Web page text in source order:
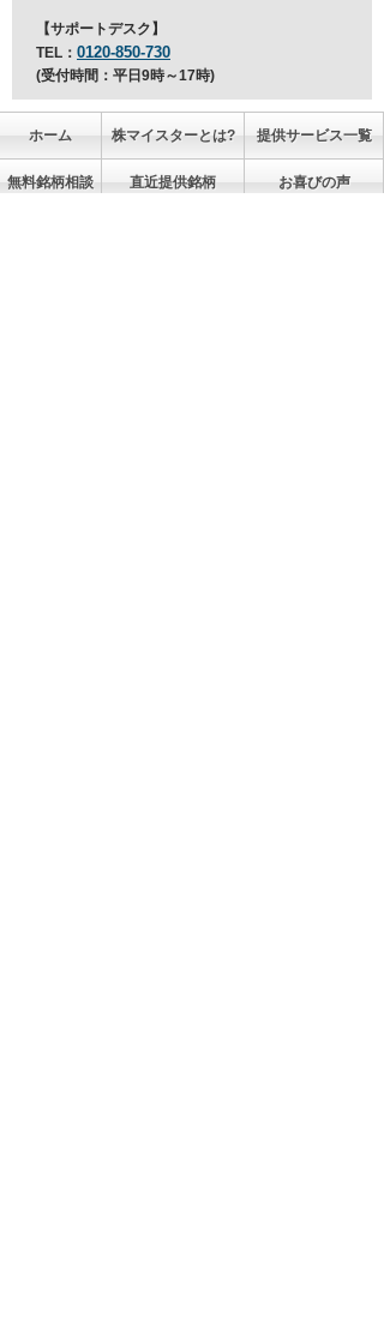
【サポートデスク】
TEL： 0120-850-730
(受付時間：平日9時～17時)
ホーム 株マイスターとは? 提供サービス一覧
無料銘柄相談 直近提供銘柄 お喜びの声